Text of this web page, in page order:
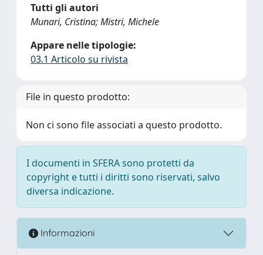
Tutti gli autori
Munari, Cristina; Mistri, Michele
Appare nelle tipologie:
03.1 Articolo su rivista
File in questo prodotto:
Non ci sono file associati a questo prodotto.
I documenti in SFERA sono protetti da
copyright e tutti i diritti sono riservati, salvo
diversa indicazione.
Informazioni